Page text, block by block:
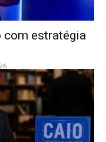
com estratégia